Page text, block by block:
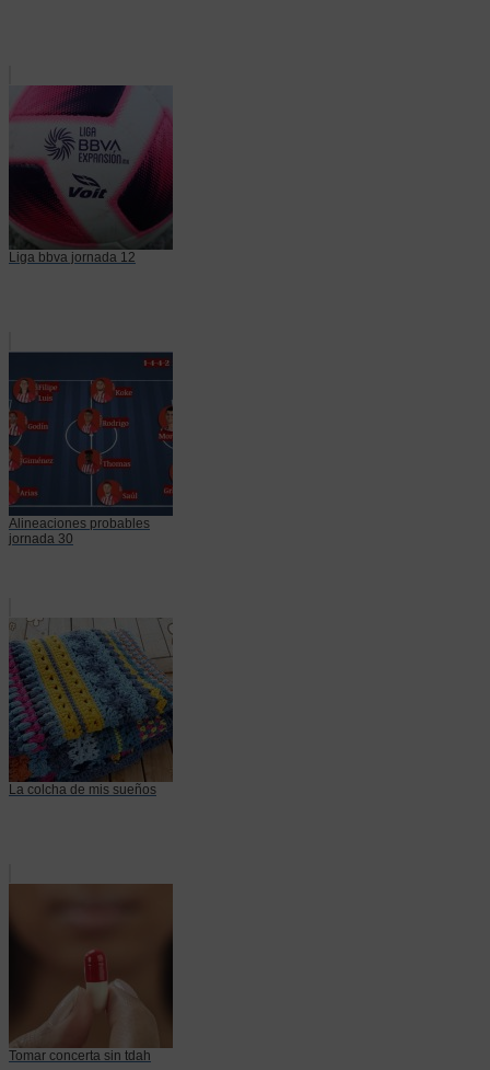
Liga bbva jornada 12
Alineaciones probables
jornada 30
La colcha de mis sueños
Tomar concerta sin tdah